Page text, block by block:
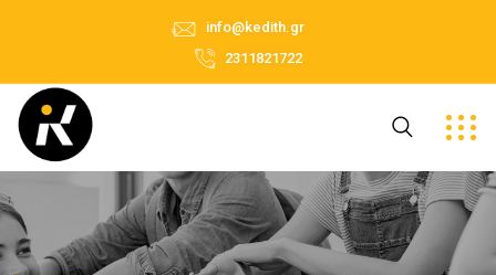
info@kedith.gr
2311821722